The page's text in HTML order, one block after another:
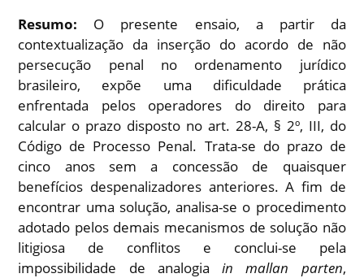
Resumo: O presente ensaio, a partir da
contextualização da inserção do acordo de não
persecução penal no ordenamento jurídico
brasileiro, expõe uma dificuldade prática
enfrentada pelos operadores do direito para
calcular o prazo disposto no art. 28-A, § 2º, III, do
Código de Processo Penal. Trata-se do prazo de
cinco anos sem a concessão de quaisquer
benefícios despenalizadores anteriores. A fim de
encontrar uma solução, analisa-se o procedimento
adotado pelos demais mecanismos de solução não
litigiosa de conflitos e conclui-se pela
impossibilidade de analogiain mallan parten,